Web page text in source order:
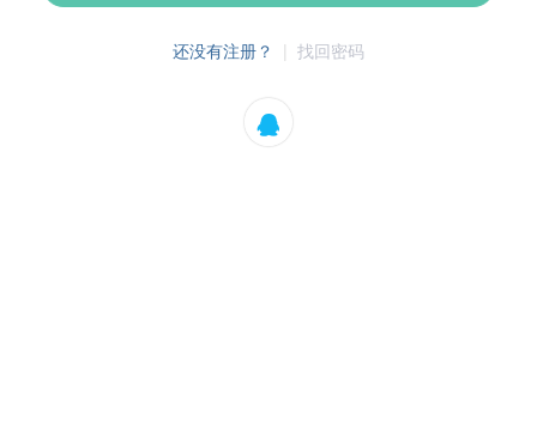
还没有注册？ | 找回密码